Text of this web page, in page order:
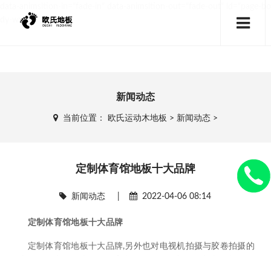
dy-wrap">
新闻动态
当前位置： 欧氏运动木地板 > 新闻动态 >
定制体育馆地板十大品牌
新闻动态 2022-04-06 08:14
定制体育馆地板十大品牌
定制体育馆地板十大品牌,另外也对电视机拍摄与胶卷拍摄的